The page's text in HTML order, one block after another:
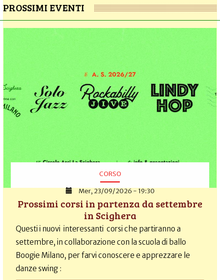
PROSSIMI EVENTI
CORSO
Mer, 23/09/2026 - 19:30
Prossimi corsi in partenza da settembre
in Scighera
Questi i nuovi interessanti corsi che partiranno a
settembre, in collaborazione con la scuola di ballo
Boogie Milano, per farvi conoscere e apprezzare le
danze swing :